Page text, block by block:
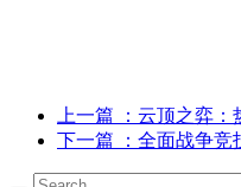
上一篇
：云顶之弈
下一篇
：全面战争